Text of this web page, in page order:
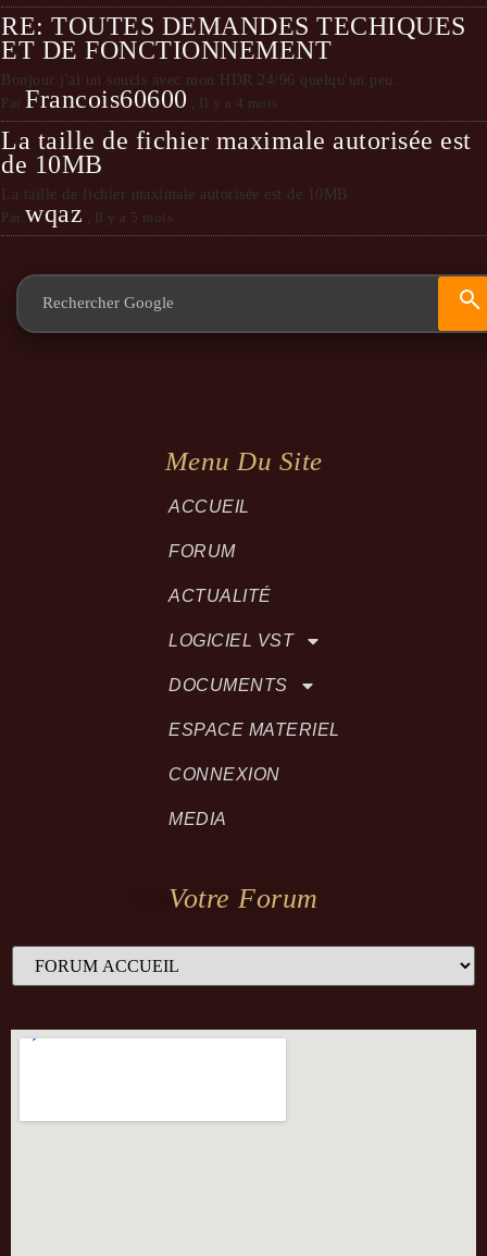
RE: TOUTES DEMANDES TECHIQUES
ET DE FONCTIONNEMENT
Bonjour j'ai un soucis avec mon HDR 24/96 quelqu'un peu...
Par Francois60600 Il y a 4 mois
La taille de fichier maximale autorisée est
de 10MB
La taille de fichier maximale autorisée est de 10MB
Par wqaz Il y a 5 mois
Menu Du Site
ACCUEIL
FORUM
ACTUALITÉ
LOGICIEL VST
DOCUMENTS
ESPACE MATERIEL
CONNEXION
MEDIA
Votre Forum